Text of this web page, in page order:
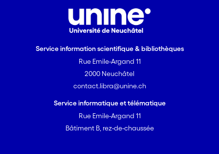
Service information scientifique & bibliothèques
Rue Emile-Argand 11
2000 Neuchâtel
contact.libra@unine.ch
Service informatique et télématique
Rue Emile-Argand 11
Bâtiment B, rez-de-chaussée